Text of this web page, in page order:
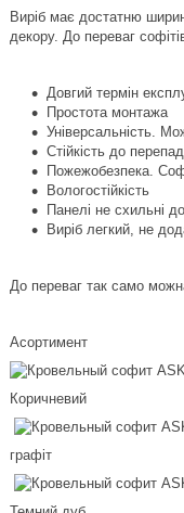
Виріб має достатню
декору. До переваг
Довгий термін
Простота монтажа
Універсальність.
Стійкість до
Пожежобезпека.
Вологостійкість
Панелі не схильні
Виріб легкий, не
До переваг так само
Асортимент
Коричневий
графіт